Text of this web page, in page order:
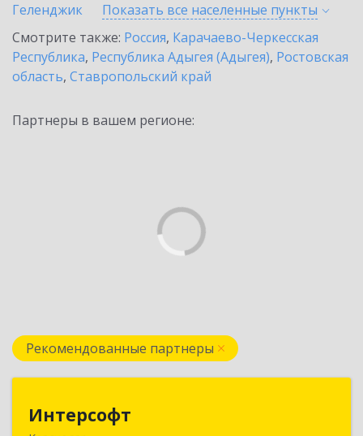
Геленджик
Показать все населенные пункты
Смотрите также: Россия, Карачаево-Черкесская
Республика, Республика Адыгея (Адыгея), Ростовская
область, Ставропольский край
Партнеры в вашем регионе:
Рекомендованные партнеры
Интерсофт